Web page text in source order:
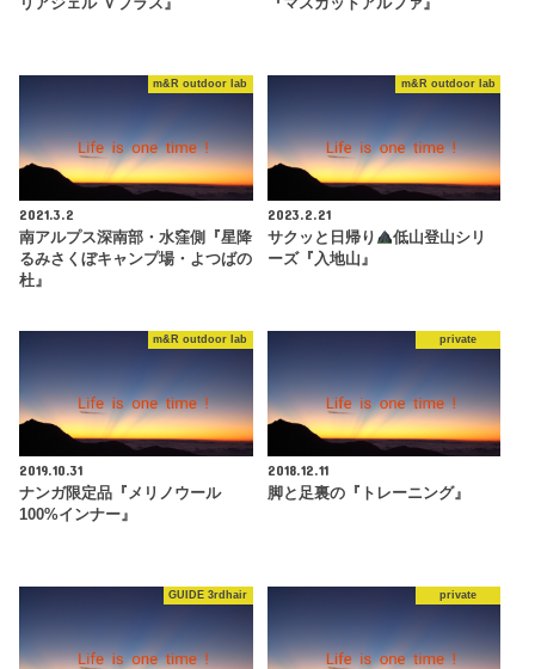
m&R outdoor lab
2021.3.2
南アルプス深南部・水窪側『星降
るみさくぼキャンプ場・よつばの
杜』
m&R outdoor lab
2023.2.21
サクッと日帰り
低山登山シリ
ーズ『入地山』
m&R outdoor lab
2019.10.31
ナンガ限定品『メリノウール
100%インナー』
private
2018.12.11
脚と足裏の『トレーニング』
GUIDE 3rdhair private